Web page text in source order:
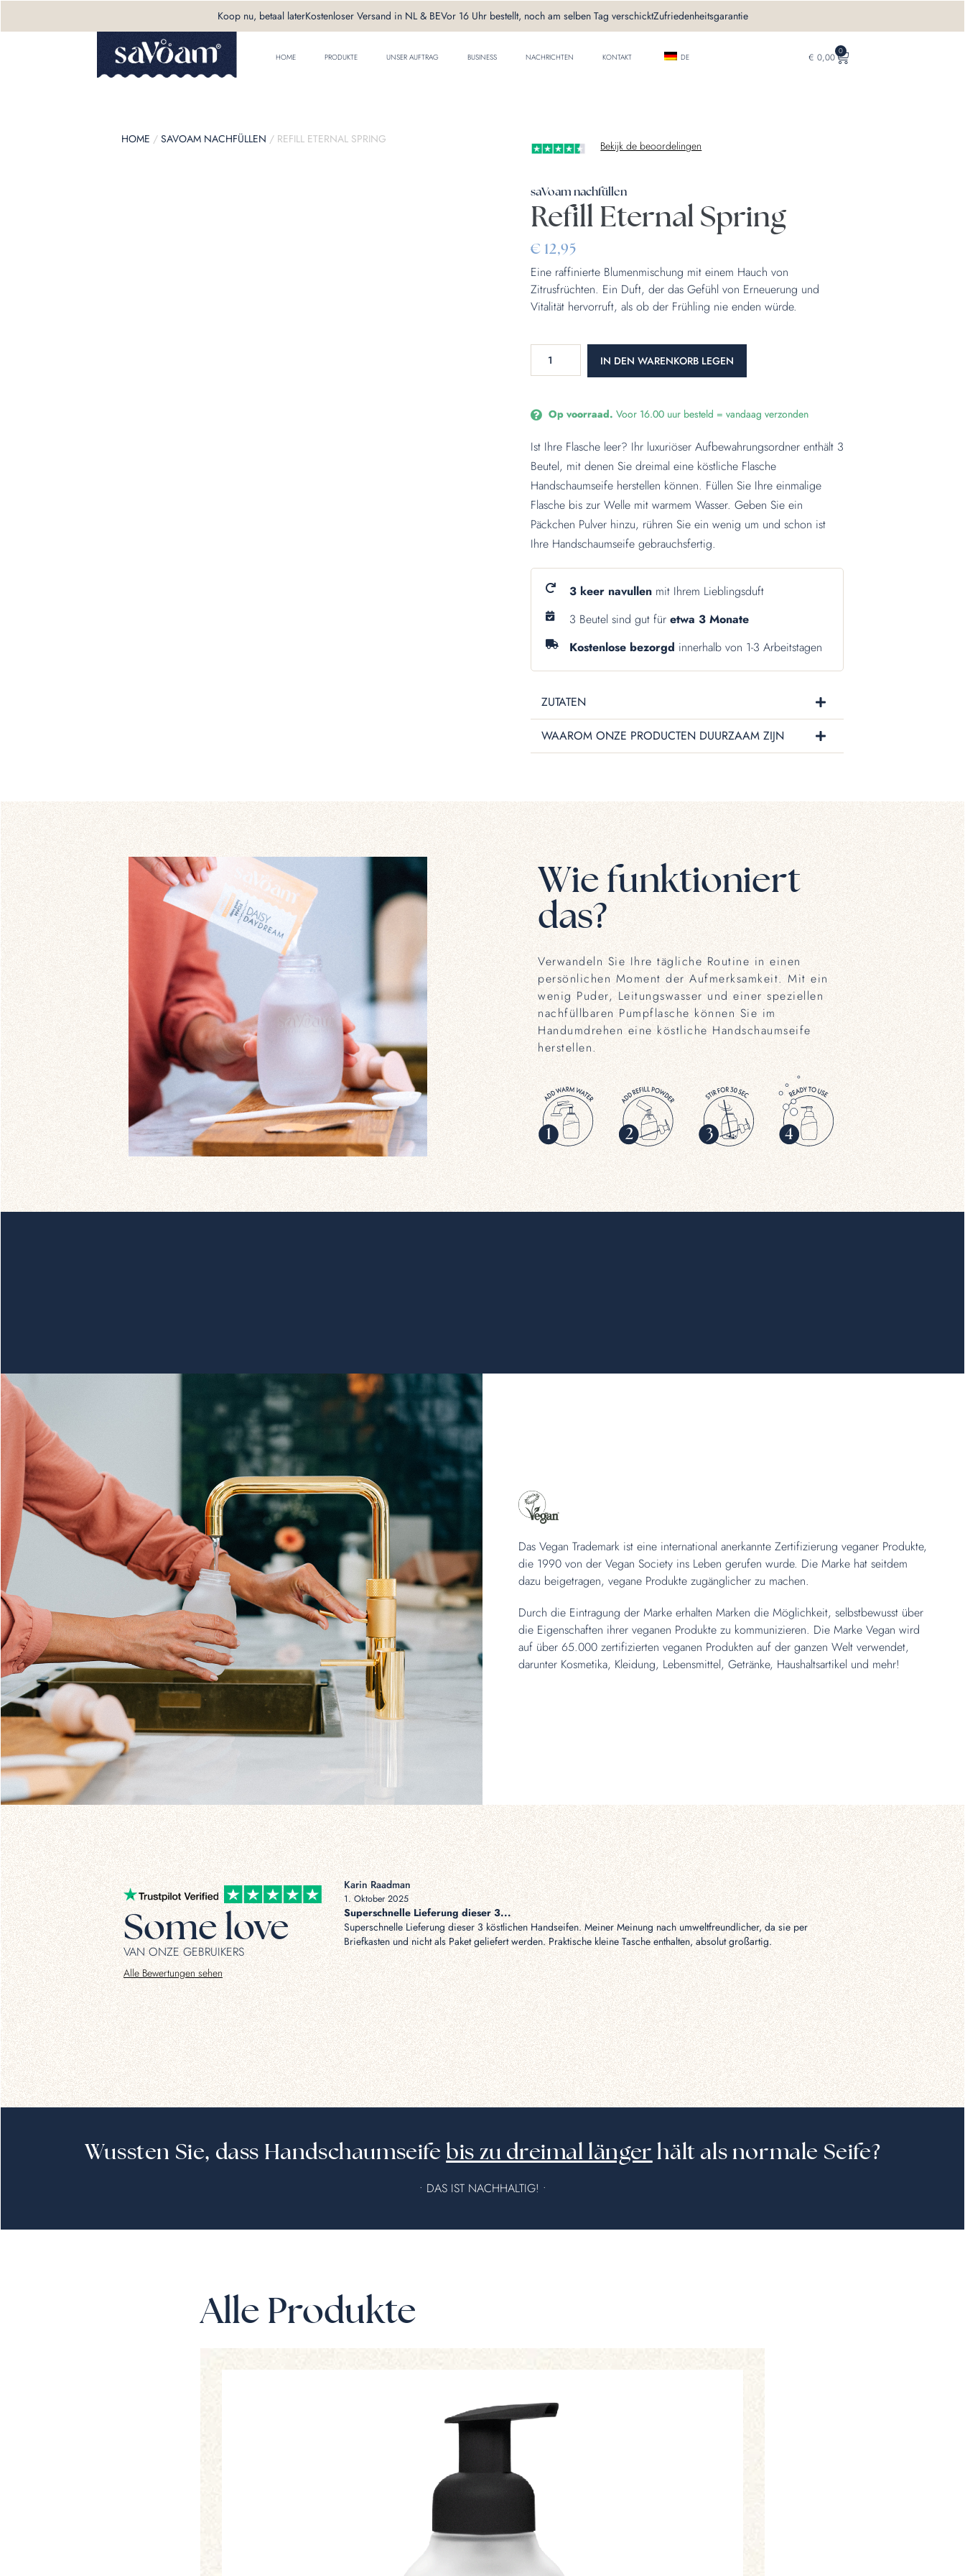
Koop nu, betaal laterKostenloser Versand in NL & BEVor 16 Uhr bestellt, noch am selben Tag verschicktZufriedenheitsgarantie
HOME PRODUKTE UNSER AUFTRAG BUSINESS NACHRICHTEN KONTAKT DE € 0,00
0
HOME / SAVOAM NACHFÜLLEN / REFILL ETERNAL SPRING Bekijk de beoordelingen
saVoam nachfüllen
Refill Eternal Spring
€ 12,95
Eine raffinierte Blumenmischung mit einem Hauch von
Zitrusfrüchten. Ein Duft, der das Gefühl von Erneuerung und
Vitalität hervorruft, als ob der Frühling nie enden würde.
IN DEN WARENKORB LEGEN
Op voorraad.Voor 16.00 uur besteld = vandaag verzonden
Ist Ihre Flasche leer? Ihr luxuriöser Aufbewahrungsordner enthält 3
Beutel, mit denen Sie dreimal eine köstliche Flasche
Handschaumseife herstellen können. Füllen Sie Ihre einmalige
Flasche bis zur Welle mit warmem Wasser. Geben Sie ein
Päckchen Pulver hinzu, rühren Sie ein wenig um und schon ist
Ihre Handschaumseife gebrauchsfertig.
3 keer navullen mit Ihrem Lieblingsduft
3 Beutel sind gut für etwa 3 Monate
Kostenlose bezorgd innerhalb von 1-3 Arbeitstagen
ZUTATEN
WAAROM ONZE PRODUCTEN DUURZAAM ZIJN
Wie funktioniert
das?
Verwandeln Sie Ihre tägliche Routine in einen
persönlichen Moment der Aufmerksamkeit. Mit ein
wenig Puder, Leitungswasser und einer speziellen
nachfüllbaren Pumpflasche können Sie im
Handumdrehen eine köstliche Handschaumseife
herstellen.
Das Vegan Trademark ist eine international anerkannte Zertifizierung veganer Produkte,
die 1990 von der Vegan Society ins Leben gerufen wurde. Die Marke hat seitdem
dazu beigetragen, vegane Produkte zugänglicher zu machen.
Durch die Eintragung der Marke erhalten Marken die Möglichkeit, selbstbewusst über
die Eigenschaften ihrer veganen Produkte zu kommunizieren. Die Marke Vegan wird
auf über 65.000 zertifizierten veganen Produkten auf der ganzen Welt verwendet,
darunter Kosmetika, Kleidung, Lebensmittel, Getränke, Haushaltsartikel und mehr!
Some love
VAN ONZE GEBRUIKERS
Alle Bewertungen sehen
Karin Raadman
1. Oktober 2025
Superschnelle Lieferung dieser 3...
Superschnelle Lieferung dieser 3 köstlichen Handseifen. Meiner Meinung nach umweltfreundlicher, da sie per
Briefkasten und nicht als Paket geliefert werden. Praktische kleine Tasche enthalten, absolut großartig.
Naomi van Dreven
30. September 2025
Schneller und guter
Schneller und guter Service
Wussten Sie, dass Handschaumseife bis zu dreimal länger hält als normale Seife?
• DAS IST NACHHALTIG! •
Alle Produkte